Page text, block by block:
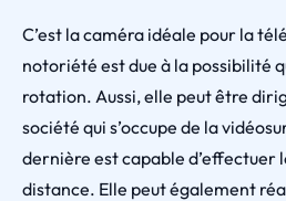
C’est la caméra idéale pour la
notoriété est due à la possibilité
rotation. Aussi, elle peut être
société qui s’occupe de la
dernière est capable d’effectuer
distance. Elle peut également